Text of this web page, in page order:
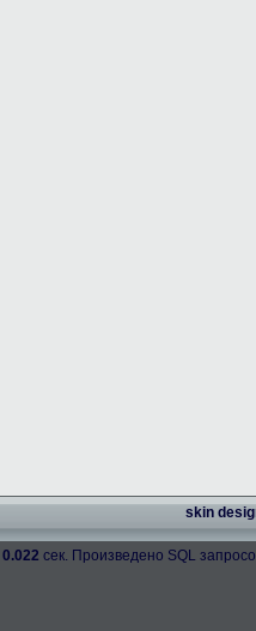
skin
0.022 сек. Произведено SQL